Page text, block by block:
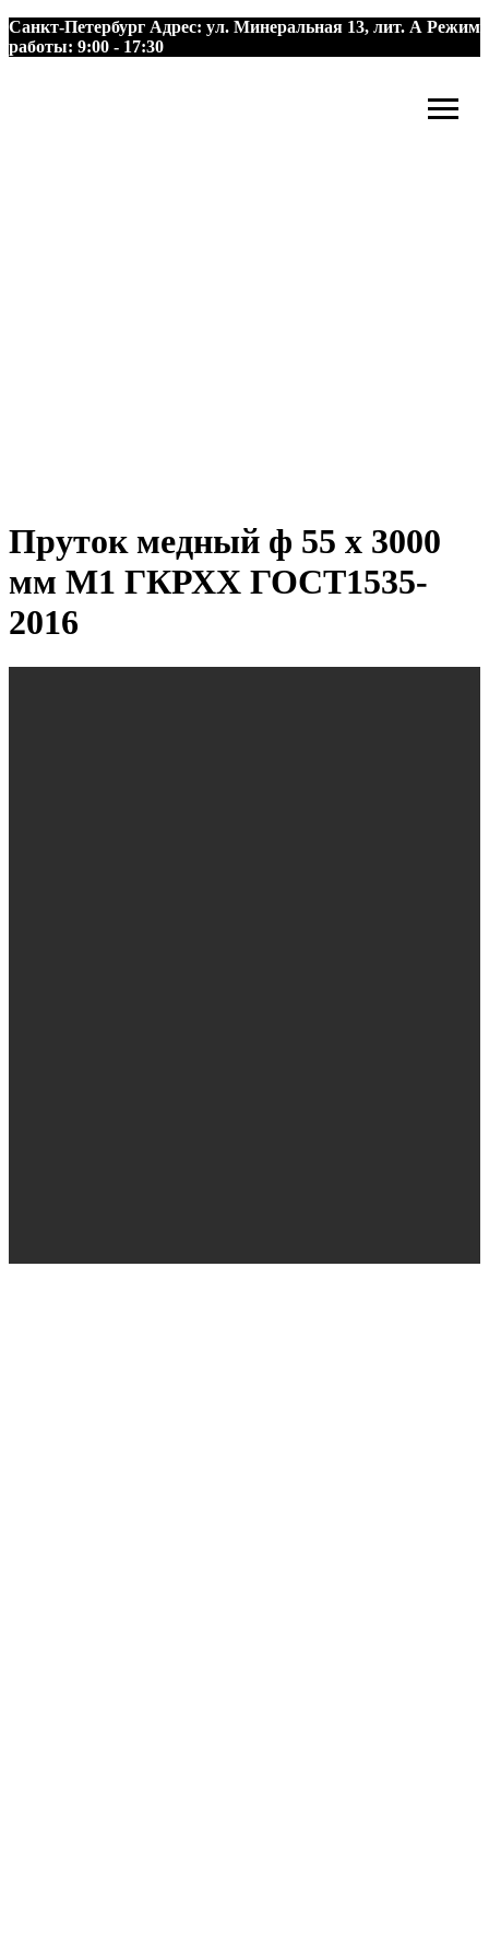
Санкт-Петербург Адрес: ул. Минеральная 13, лит. А Режим
работы: 9:00 - 17:30
Пруток медный ф 55 х 3000
мм М1 ГКРХХ ГОСТ1535-
2016